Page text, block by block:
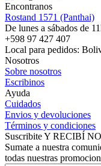
Encontranos
Rostand 1571 (Panthai)
De lunes a sábados de
+598 97 427 407
Local para pedidos:
Nosotros
Sobre nosotros
Escribinos
Ayuda
Cuidados
Envios y devoluciones
Términos y condiciones
Suscribite Y RECIBÍ
Sumate a nuestra
todas nuestras